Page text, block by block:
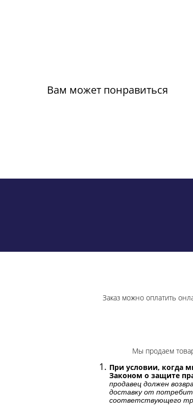
Вам может понравиться
Заказ можно оплатить
Мы продаем
При условии, когда
Законом о защите
продавец должен
доставку от
соответствующего